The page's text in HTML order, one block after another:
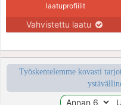
laatuprofiilit
Vahvistettu laatu
Työskentelemme kovasti